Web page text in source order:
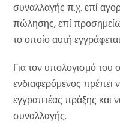
συναλλαγής π.χ. επί
πώλησης, επί
το οποίο αυτή
Για τον υπολογισμό
ενδιαφερόμενος πρέπει
εγγραπτέας πράξης και
συναλλαγής.